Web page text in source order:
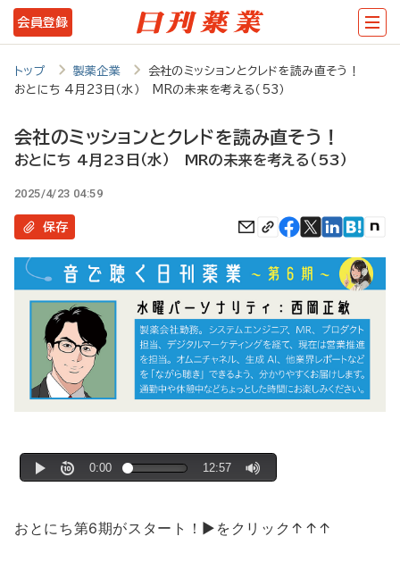
メ
イ
テ
ツ
に
会員登録
トップ 製薬企業
会社のミッションとクレドを読み直そう！
おとにち 4月23日（水） MRの未来を考える（53）
会社のミッションとクレドを読み直そう！
おとにち 4月23日（水） MRの未来を考える（53）
2025/4/23 04:59
保存
おとにち第6期がスタート！▶をクリック↑↑↑